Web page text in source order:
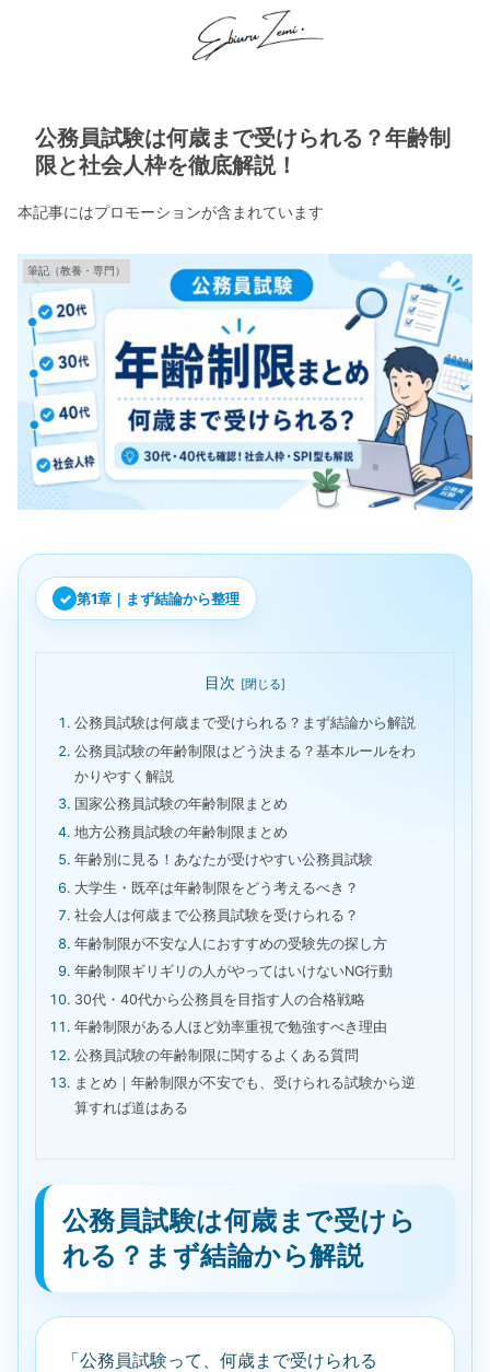
公務員試験は何歳まで受けられる？年齢制
限と社会人枠を徹底解説！
本記事にはプロモーションが含まれています
筆記（教養・専門）
第1章｜まず結論から整理
目次
公務員試験は何歳まで受けられる？まず結論から解説
公務員試験の年齢制限はどう決まる？基本ルールをわ
かりやすく解説
国家公務員試験の年齢制限まとめ
地方公務員試験の年齢制限まとめ
年齢別に見る！あなたが受けやすい公務員試験
大学生・既卒は年齢制限をどう考えるべき？
社会人は何歳まで公務員試験を受けられる？
年齢制限が不安な人におすすめの受験先の探し方
年齢制限ギリギリの人がやってはいけないNG行動
30代・40代から公務員を目指す人の合格戦略
年齢制限がある人ほど効率重視で勉強すべき理由
公務員試験の年齢制限に関するよくある質問
まとめ｜年齢制限が不安でも、受けられる試験から逆
算すれば道はある
公務員試験は何歳まで受けら
れる？まず結論から解説
「公務員試験って、何歳まで受けられる